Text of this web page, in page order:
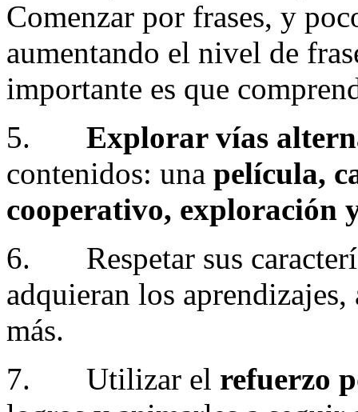
Comenzar por frases, y
aumentando el nivel de
importante es que
5. Explorar vías
contenidos: una película,
cooperativo, exploración
6. Respetar sus
adquieran los
más.
7. Utilizar el refuerzo